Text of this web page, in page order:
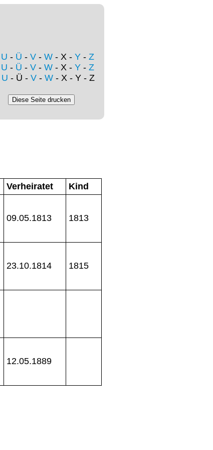
U - Ü - V - W - X - Y - Z
U - Ü - V - W - X - Y - Z
U - Ü - V- W- X - Y - Z
Verheiratet
Kind
09.05.1813 1813
23.10.1814 1815
12.05.1889